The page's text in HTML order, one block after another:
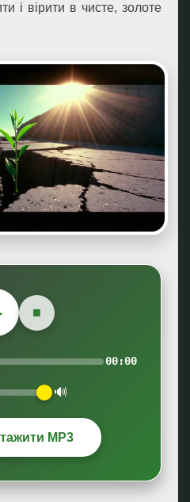
і вірити в чисте, золоте
■
00:00
🔊
MP3